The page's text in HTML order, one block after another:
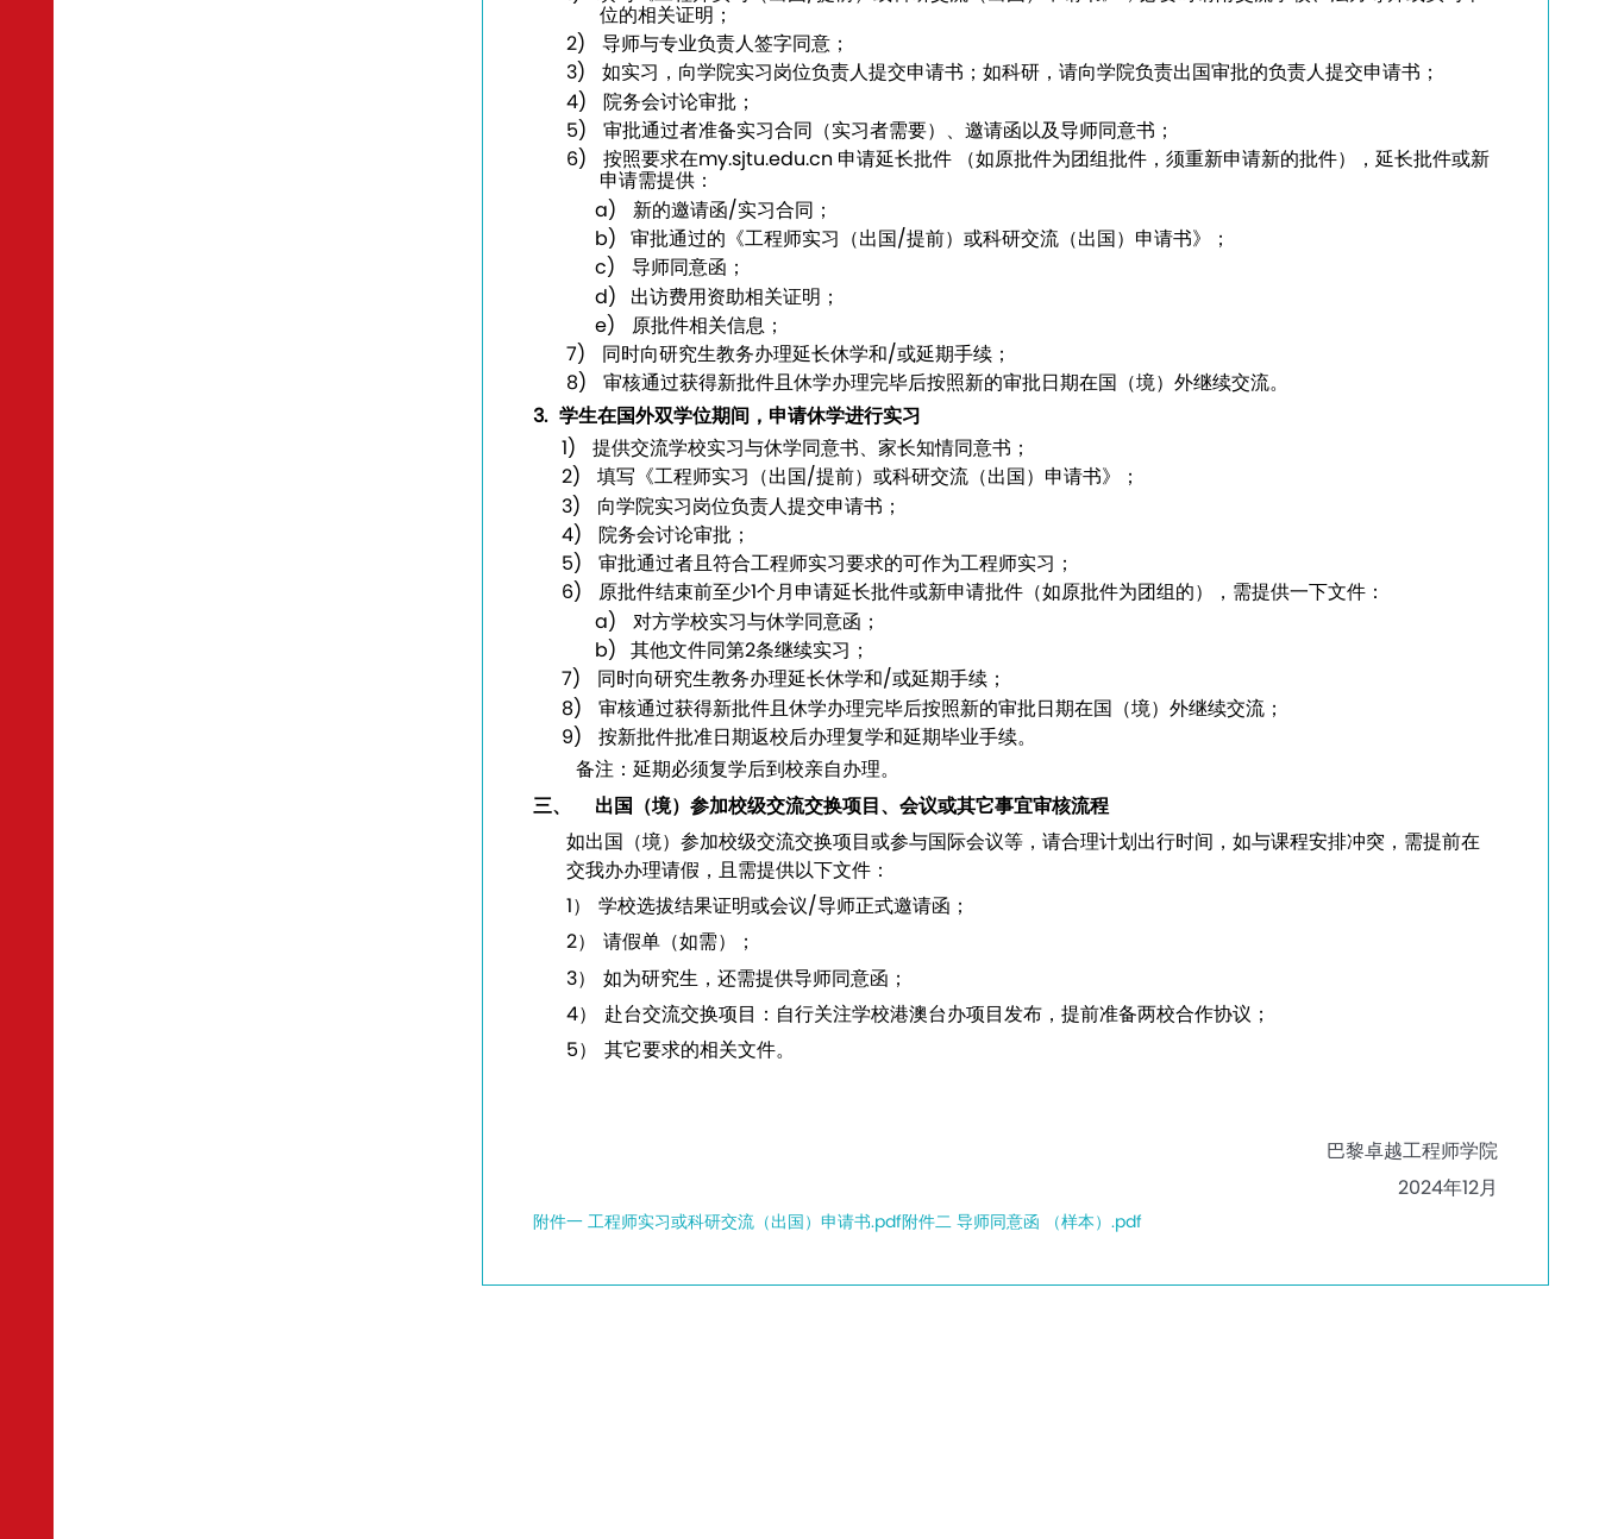
位的相关证明；
2)
导师与专业负责人签字同意；
3)
如实习，向学院实习岗位负责人提交申请书；如科研，请向学院负责出国审批的负责人提交申请书；
4)
院务会讨论审批；
5)
审批通过者准备实习合同（实习者需要）、邀请函以及导师同意书；
6)
按照要求在my.sjtu.edu.cn 申请延长批件 （如原批件为团组批件，须重新申请新的批件），延长批件或新
申请需提供：
a)
新的邀请函/实习合同；
b) 审批通过的《工程师实习（出国/提前）或科研交流（出国）申请书》；
c)
导师同意函；
d)
出访费用资助相关证明；
e)
原批件相关信息；
7)
同时向研究生教务办理延长休学和/或延期手续；
8)
审核通过获得新批件且休学办理完毕后按照新的审批日期在国（境）外继续交流。
3. 学生在国外双学位期间，申请休学进行实习
1)
提供交流学校实习与休学同意书、家长知情同意书；
2)
填写《工程师实习（出国/提前）或科研交流（出国）申请书》；
3)
向学院实习岗位负责人提交申请书；
4)
院务会讨论审批；
5)
审批通过者且符合工程师实习要求的可作为工程师实习；
6)
原批件结束前至少1个月申请延长批件或新申请批件（如原批件为团组的），需提供一下文件：
a)
对方学校实习与休学同意函；
b) 其他文件同第2条继续实习；
7)
同时向研究生教务办理延长休学和/或延期手续；
8)
审核通过获得新批件且休学办理完毕后按照新的审批日期在国（境）外继续交流；
9)
按新批件批准日期返校后办理复学和延期毕业手续。
备注：延期必须复学后到校亲自办理。
三、
出国（境）参加校级交流交换项目、会议或其它事宜审核流程
如出国（境）参加校级交流交换项目或参与国际会议等，请合理计划出行时间，如与课程安排冲突，需提前在
交我办办理请假，且需提供以下文件：
1）
学校选拔结果证明或会议/导师正式邀请函；
2）
请假单（如需）；
3）
如为研究生，还需提供导师同意函；
4）
赴台交流交换项目：自行关注学校港澳台办项目发布，提前准备两校合作协议；
5）
其它要求的相关文件。
巴黎卓越工程师学院
2024年12月
附件一 工程师实习或科研交流（出国）申请书.pdf附件二 导师同意函 （样本）.pdf